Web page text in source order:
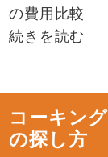
の費用比較
続きを読む
コーキン
の探し方